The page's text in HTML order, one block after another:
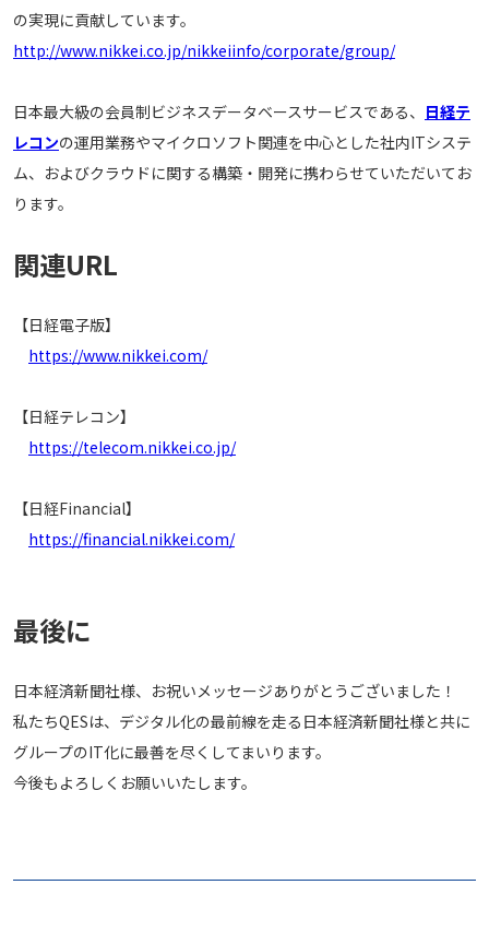
の実現に貢献しています。
http://www.nikkei.co.jp/nikkeiinfo/corporate/group/
日本最大級の会員制ビジネスデータベースサービスである、 日経テ
レコンの運用業務やマイクロソフト関連を中心とした社内ITシステ
ム、およびクラウドに関する構築・開発に携わらせていただいてお
ります。
関連URL
【日経電子版】
https://www.nikkei.com/
【日経テレコン】
https://telecom.nikkei.co.jp/
【日経Financial】
https://financial.nikkei.com/
最後に
日本経済新聞社様、お祝いメッセージありがとうございました！
私たちQESは、デジタル化の最前線を走る日本経済新聞社様と共に
グループのIT化に最善を尽くしてまいります。
今後もよろしくお願いいたします。